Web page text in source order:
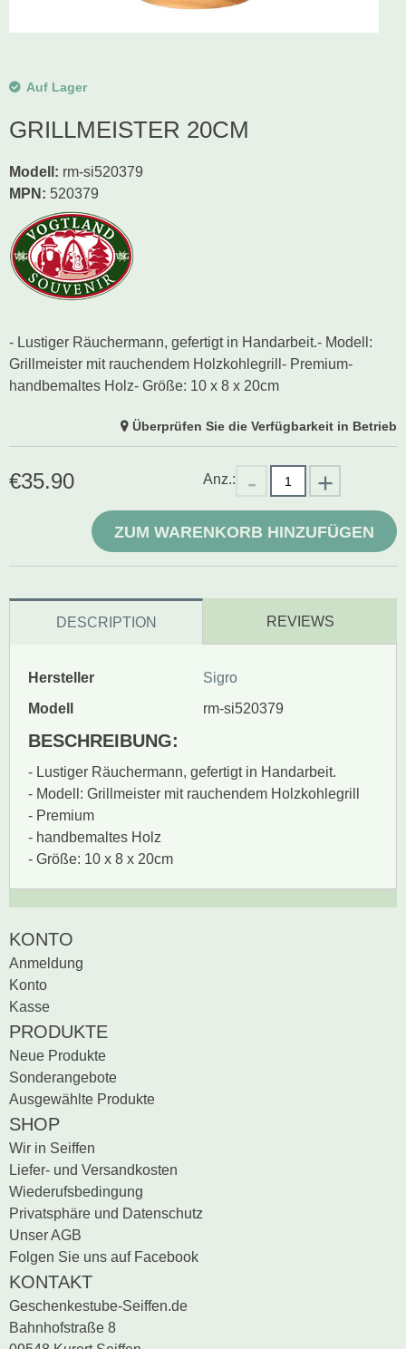
Auf Lager
GRILLMEISTER 20CM
Modell : rm-si520379
MPN: 520379
- Lustiger Räuchermann, gefertigt in Handarbeit.- Modell:
Grillmeister mit rauchendem Holzkohlegrill- Premium-
handbemaltes Holz- Größe: 10 x 8 x 20cm
Überprüfen Sie die Verfügbarkeit in Betrieb
€35.90 Anz.:
ZUM WARENKORB HINZUFÜGEN
DESCRIPTION REVIEWS
Hersteller
Sigro
Modell
rm-si520379
BESCHREIBUNG:
- Lustiger Räuchermann, gefertigt in Handarbeit.
- Modell: Grillmeister mit rauchendem Holzkohlegrill
- Premium
- handbemaltes Holz
- Größe: 10 x 8 x 20cm
Produktrezensionen.
Sei der erste, der
Bewertung schreiben
KONTO
Anmeldung
Konto
Kasse
PRODUKTE
Neue Produkte
Sonderangebote
Ausgewählte Produkte
SHOP
Wir in Seiffen
Liefer- und Versandkosten
Wiederufsbedingung
Privatsphäre und Datenschutz
Unser AGB
Folgen Sie uns auf Facebook
KONTAKT
Geschenkestube-Seiffen.de
Bahnhofstraße 8